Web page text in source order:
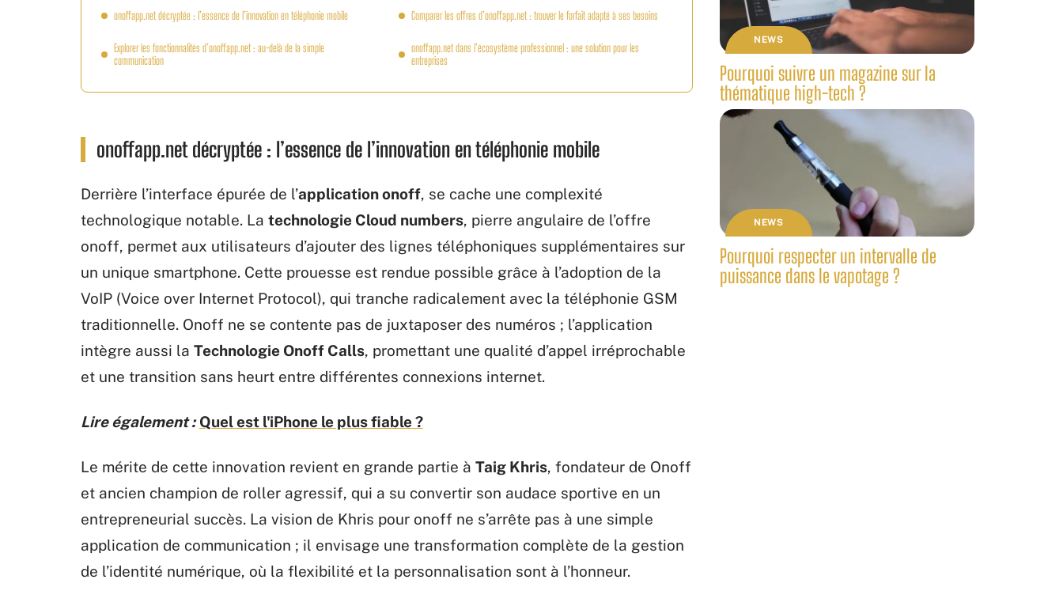
onoffapp.net décryptée : l’essence de l’innovation en téléphonie mobile
Explorer les fonctionnalités d’onoffapp.net : au-delà de la simple
communication
Comparer les offres d’onoffapp.net : trouver le forfait adapté à ses besoins
onoffapp.net dans l’écosystème professionnel : une solution pour les
entreprises
onoffapp.net décryptée : l’essence de l’innovation en téléphonie mobile
Derrière l’interface épurée de l’application onoff, se cache une complexité
technologique notable. La technologie Cloud numbers, pierre angulaire de l’offre
onoff, permet aux utilisateurs d’ajouter des lignes téléphoniques supplémentaires sur
un unique smartphone. Cette prouesse est rendue possible grâce à l’adoption de la
VoIP (Voice over Internet Protocol), qui tranche radicalement avec la téléphonie GSM
traditionnelle. Onoff ne se contente pas de juxtaposer des numéros ; l’application
intègre aussi la Technologie Onoff Calls, promettant une qualité d’appel irréprochable
et une transition sans heurt entre différentes connexions internet.
Lire également : Quel est l'iPhone le plus fiable ?
Le mérite de cette innovation revient en grande partie à Taig Khris, fondateur de Onoff
et ancien champion de roller agressif, qui a su convertir son audace sportive en un
entrepreneurial succès. La vision de Khris pour onoff ne s’arrête pas à une simple
application de communication ; il envisage une transformation complète de la gestion
de l’identité numérique, où la flexibilité et la personnalisation sont à l’honneur.
NEWS
Pourquoi suivre un magazine sur la
thématique high-tech ?
NEWS
Pourquoi respecter un intervalle de
puissance dans le vapotage ?